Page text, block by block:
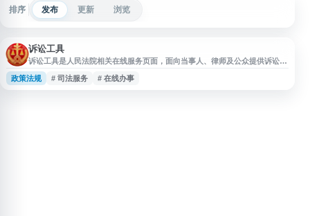
排序 发布 更新 浏览
诉讼工具
诉讼工具是人民法院相关在线服务页面，面向当事人、律师及公众提供诉讼相
关辅助功能入口，便于查询和使用法院诉讼服务配套工具。用户可通过该页面
了解常用诉讼办理支持内容，提升在线办事效率，适用于诉讼准备、案件办理
政策法规 # 司法服务 # 在线办事